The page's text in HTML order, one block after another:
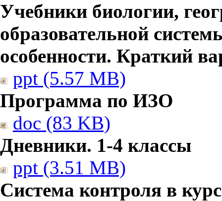
Учебники биологии,
образовательной
особенности. Краткий
ppt (5.57 MB)
Программа по ИЗО
doc (83 KB)
Дневники. 1-4 классы
ppt (3.51 MB)
Система контроля в